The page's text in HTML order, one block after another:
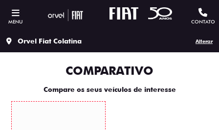
MENU CONTATO
Orvel Fiat Colatina Alterar
COMPARATIVO
Compare os seus veículos de interesse